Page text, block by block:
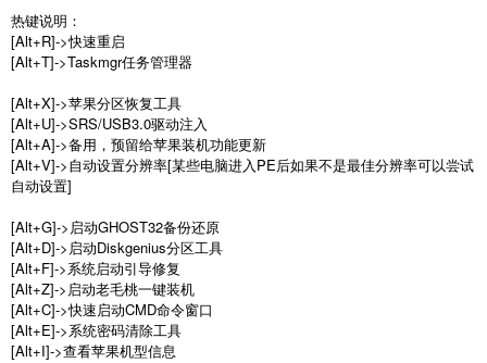
热键说明：
[Alt+R]->快速重启
[Alt+T]->Taskmgr任务管理器
[Alt+X]->苹果分区恢复工具
[Alt+U]->SRS/USB3.0驱动注入
[Alt+A]->备用，预留给苹果装机功能更新
[Alt+V]->自动设置分辨率[某些电脑进入PE后如果不是最佳分辨率可以尝试
自动设置]
[Alt+G]->启动GHOST32备份还原
[Alt+D]->启动Diskgenius分区工具
[Alt+F]->系统启动引导修复
[Alt+Z]->启动老毛桃一键装机
[Alt+C]->快速启动CMD命令窗口
[Alt+E]->系统密码清除工具
[Alt+I]->查看苹果机型信息